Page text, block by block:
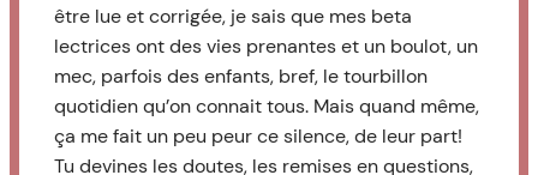
être lue et corrigée, je sais que mes beta
lectrices ont des vies prenantes et un boulot, un
mec, parfois des enfants, bref, le tourbillon
quotidien qu’on connait tous. Mais quand même,
ça me fait un peu peur ce silence, de leur part!
Tu devines les doutes, les remises en questions,